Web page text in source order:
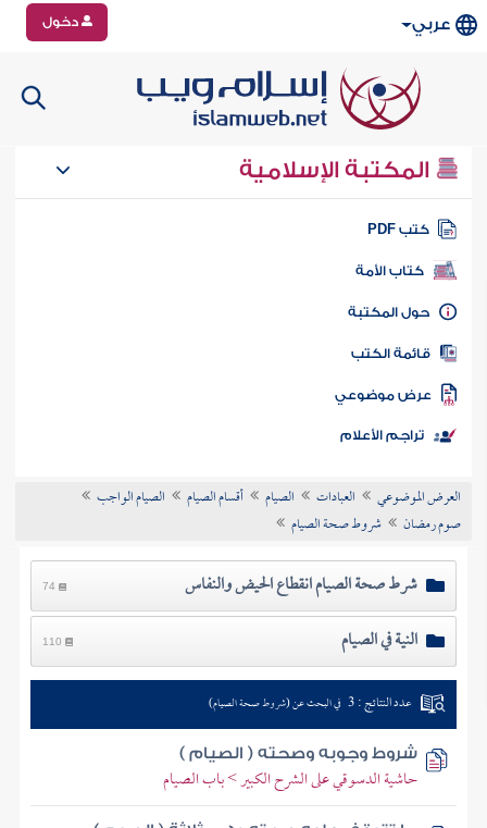
عربي دخول
المكتبة الإسلامية
كتب PDF
كتاب الأمة
المكتبة
الكتب
موضوعي
تراجم الأعلام
العرض الموضوعي العبادات الصيام أقسام الصيام
الصيام الواجب
صوم رمضان
شروط صحة الصيام
شرط صحة الصيام انقطاع الحيض والنفاس 74
النية في الصيام 110
عدد النتائج : 3 في البحث عن (شروط صحة الصيام)
شروط وجوبه وصحته ( الصيام )
حاشية الدسوقي على الشرح الكبير > باب الصيام